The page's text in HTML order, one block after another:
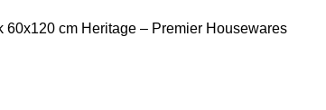
60x120 cm Heritage – Premier Housewares